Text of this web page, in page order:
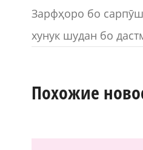
Зарфҳоро бо
хунук шудан бо
Похожие